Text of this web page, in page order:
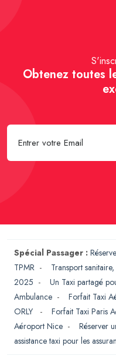
Obtenez toutes
Spécial Passager :
TPMR - Transport
2025 - Un Taxi partagé
Ambulance - Forfait Taxi
ORLY
- Forfait Taxi Paris
Aéroport Nice - Réserver
assistance taxi pour les